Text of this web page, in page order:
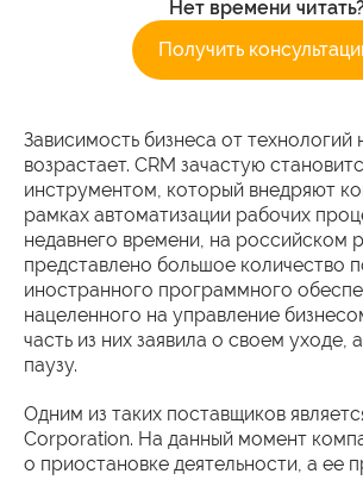
Нет времени читать?
Получить
Зависимость бизнеса от технологий
возрастает. CRM зачастую
инструментом, который внедряют
рамках автоматизации рабочих
недавнего времени, на российском
представлено большое количество
иностранного программного
нацеленного на управление
часть из них заявила о своем уходе,
паузу.
Одним из таких поставщиков
Corporation. На данный момент
о приостановке деятельности, а ее